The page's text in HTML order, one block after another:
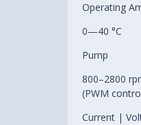
Operating
0—40 °C
Pump
800–2800
(PWM
Current |